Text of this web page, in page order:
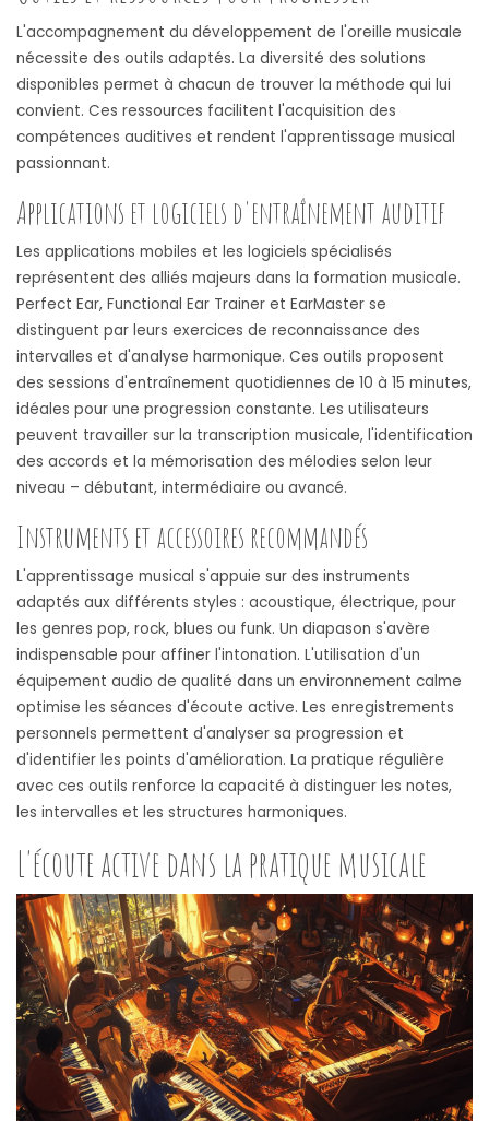
L'accompagnement du développement de l'oreille musicale
nécessite des outils adaptés. La diversité des solutions
disponibles permet à chacun de trouver la méthode qui lui
convient. Ces ressources facilitent l'acquisition des
compétences auditives et rendent l'apprentissage musical
passionnant.
Applications et logiciels d'entraînement auditif
Les applications mobiles et les logiciels spécialisés
représentent des alliés majeurs dans la formation musicale.
Perfect Ear, Functional Ear Trainer et EarMaster se
distinguent par leurs exercices de reconnaissance des
intervalles et d'analyse harmonique. Ces outils proposent
des sessions d'entraînement quotidiennes de 10 à 15 minutes,
idéales pour une progression constante. Les utilisateurs
peuvent travailler sur la transcription musicale, l'identification
des accords et la mémorisation des mélodies selon leur
niveau – débutant, intermédiaire ou avancé.
Instruments et accessoires recommandés
L'apprentissage musical s'appuie sur des instruments
adaptés aux différents styles : acoustique, électrique, pour
les genres pop, rock, blues ou funk. Un diapason s'avère
indispensable pour affiner l'intonation. L'utilisation d'un
équipement audio de qualité dans un environnement calme
optimise les séances d'écoute active. Les enregistrements
personnels permettent d'analyser sa progression et
d'identifier les points d'amélioration. La pratique régulière
avec ces outils renforce la capacité à distinguer les notes,
les intervalles et les structures harmoniques.
L'écoute active dans la pratique musicale